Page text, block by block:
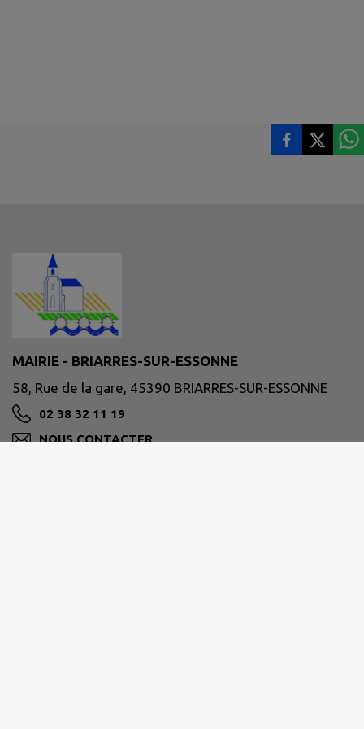
MAIRIE - BRIARRES-SUR-ESSONNE
58, Rue de la gare, 45390 BRIARRES-SUR-ESSONNE
02 38 32 11 19
NOUS CONTACTER